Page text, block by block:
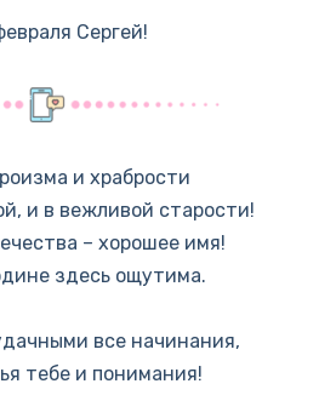
Сергей!
и храбрости
и в вежливой старости!
– хорошее имя!
здесь ощутима.
все начинания,
тебе и понимания!